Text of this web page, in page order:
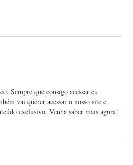
Sempre que consigo acessar eu
vai querer acessar o nosso site e
exclusivo. Venha saber mais agora!